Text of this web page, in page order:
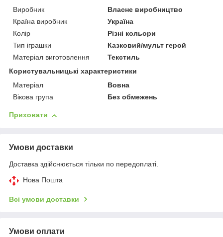
Виробник
Власне виробництво
Країна виробник
Україна
Колір
Різні кольори
Тип іграшки
Казковий/мульт герой
Матеріал виготовлення
Текстиль
Користувальницькі характеристики
Матеріал
Вовна
Вікова група
Без обмежень
Приховати
Умови доставки
Доставка здійснюється тільки по передоплаті.
Нова Пошта
Всі умови доставки
Умови оплати